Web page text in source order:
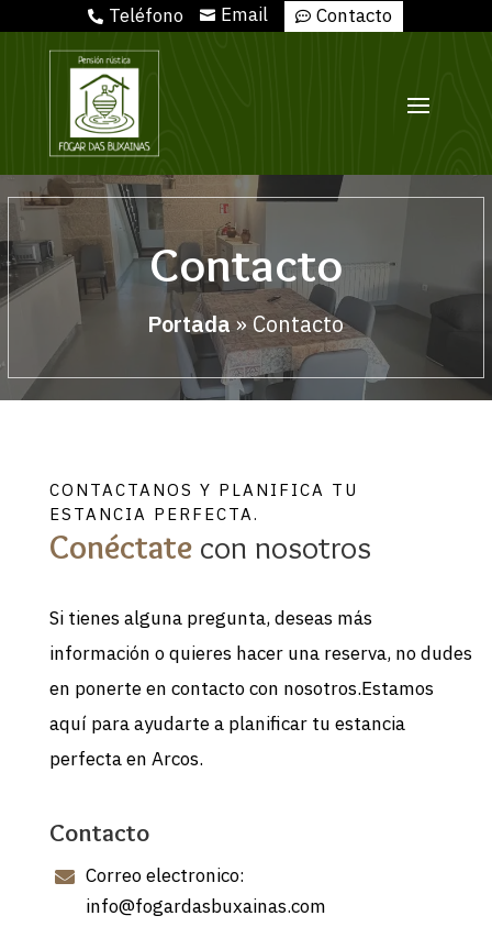
 Teléfono  Email  Contacto
Contacto
Portada»Contacto
CONTACTANOS Y PLANIFICA TU
ESTANCIA PERFECTA.
Conéctatecon nosotros
Si tienes alguna pregunta, deseas más
información o quieres hacer una reserva, no dudes
en ponerte en contacto con nosotros.Estamos
aquí para ayudarte a planificar tu estancia
perfecta en Arcos.
Contacto
 Correo electronico:
info@fogardasbuxainas.com